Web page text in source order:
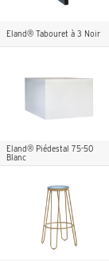
Eland® Tabouret à 3 Noir
Eland® Piédestal 75-50
Blanc